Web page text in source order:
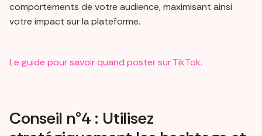
comportements de votre audience, maximisant ainsi
votre impact sur la plateforme.
Le guide pour savoir quand poster sur TikTok.
Conseil n°4 : Utilisez